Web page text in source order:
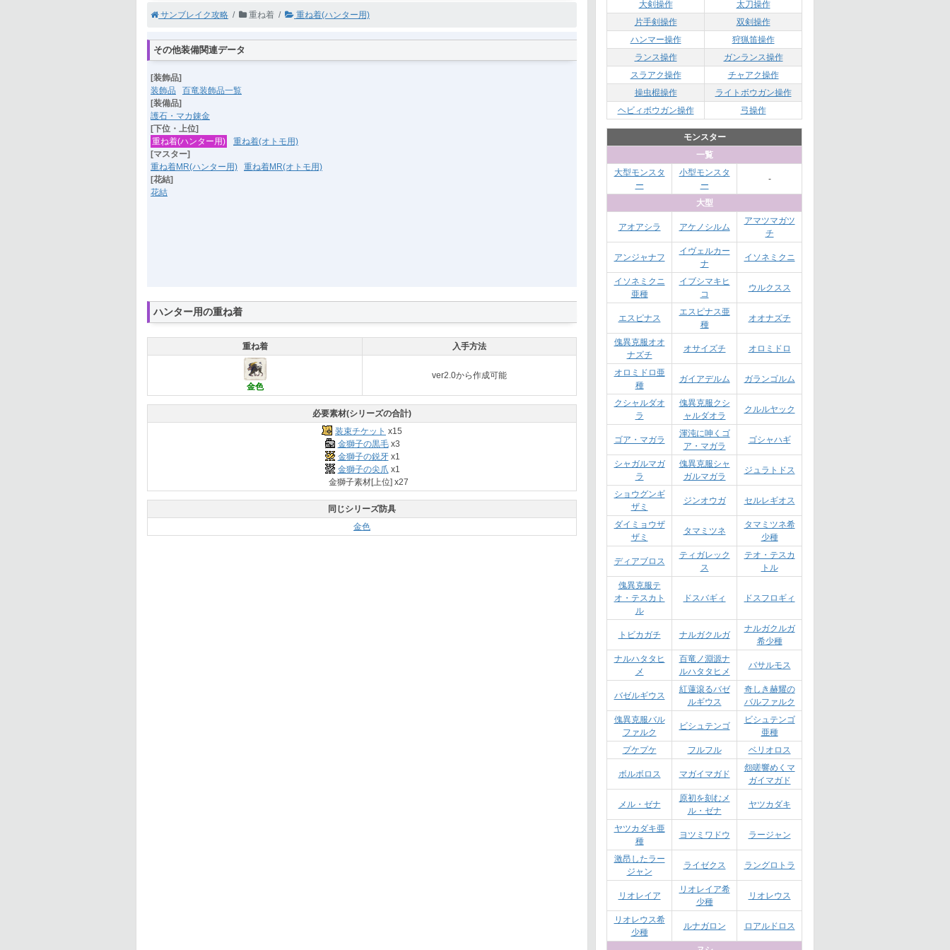
サンブレイク攻略 重ね着 重ね着(ハンター用)
その他装備関連データ
[装飾品]
装飾品
百竜装飾品一覧
[装備品]
護石・マカ錬金
[下位・上位]
重ね着(ハンター用)
重ね着(オトモ用)
[マスター]
重ね着MR(ハンター用)
重ね着MR(オトモ用)
[花結]
花結
ハンター用の重ね着
重ね着 入手方法
金色
ver2.0から作成可能
必要素材(シリーズの合計)
装束チケット x15
金獅子の黒毛x3
金獅子の鋭牙x1
金獅子の尖爪 x1
金獅子素材[上位] x27
同じシリーズ防具
金色
大剣操作
太刀操作
片手剣操作
双剣操作
ハンマー操作
狩猟笛操作
ランス操作
ガンランス操作
スラアク操作
チャアク操作
操虫棍操作
ライトボウガン操作
ヘビィボウガン操作
弓操作
モンスター
一覧
大型モンスタ
ー
小型モンスタ
ー
-
大型
アオアシラ アケノシルム
アマツマガツ
チ
アンジャナフ
イヴェルカー
ナ
イソネミクニ
イソネミクニ
亜種
イブシマキヒ
コ
ウルクスス
エスピナス
エスピナス亜
種
オオナズチ
傀異克服オオ
ナズチ
オサイズチ オロミドロ
オロミドロ亜
種
ガイアデルム ガランゴルム
クシャルダオ
ラ
傀異克服クシ
ャルダオラ
クルルヤック
ゴア・マガラ
渾沌に呻くゴ
ア・マガラ
ゴシャハギ
シャガルマガ
ラ
傀異克服シャ
ガルマガラ
ジュラトドス
ショウグンギ
ザミ
ジンオウガ セルレギオス
ダイミョウザ
ザミ
タマミツネ
タマミツネ希
少種
ディアブロス
ティガレック
ス
テオ・テスカ
トル
傀異克服テ
オ・テスカト
ル
ドスバギィ ドスフロギィ
トビカガチ ナルガクルガ
ナルガクルガ
希少種
ナルハタタヒ
メ
百竜ノ淵源ナ
ルハタタヒメ
バサルモス
バゼルギウス
紅蓮滾るバゼ
ルギウス
奇しき赫耀の
バルファルク
傀異克服バル
ファルク
ビシュテンゴ
ビシュテンゴ
亜種
プケプケ
フルフル ベリオロス
ボルボロス マガイマガド
怨嗟響めくマ
ガイマガド
メル・ゼナ
原初を刻むメ
ル・ゼナ
ヤツカダキ
ヤツカダキ亜
種
ヨツミワドウ ラージャン
激昂したラー
ジャン
ライゼクス ラングロトラ
リオレイア
リオレイア希
少種
リオレウス
リオレウス希
少種
ルナガロン ロアルドロス